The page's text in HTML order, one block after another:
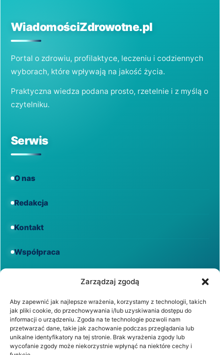
Zarządzaj zgodą
Aby zapewnić jak najlepsze wrażenia, korzystamy z technologii, takich
jak pliki cookie, do przechowywania i/lub uzyskiwania dostępu do
informacji o urządzeniu. Zgoda na te technologie pozwoli nam
przetwarzać dane, takie jak zachowanie podczas przeglądania lub
unikalne identyfikatory na tej stronie. Brak wyrażenia zgody lub
wycofanie zgody może niekorzystnie wpłynąć na niektóre cechy i
KORZYSTAĆ?
WiadomościZdrowotne.pl
Portal o zdrowiu, profilaktyce, leczeniu i codziennych
wyborach, które wpływają na jakość życia.
Praktyczna wiedza podana prosto, rzetelnie i z myślą o
czytelniku.
Serwis
O nas
Redakcja
Kontakt
Współpraca
Regulamin
Polityka prywatności